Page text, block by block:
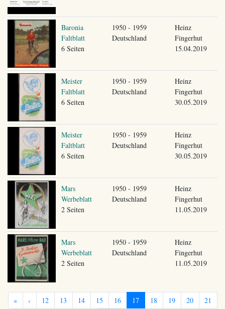
Baronia
Faltblatt
6 Seiten
1950 - 1959
Deutschland
Heinz
Fingerhut
15.04.2019
Meister
Faltblatt
6 Seiten
1950 - 1959
Deutschland
Heinz
Fingerhut
30.05.2019
Meister
Faltblatt
6 Seiten
1950 - 1959
Deutschland
Heinz
Fingerhut
30.05.2019
Mars
Werbeblatt
2 Seiten
1950 - 1959
Deutschland
Heinz
Fingerhut
11.05.2019
Mars
Werbeblatt
2 Seiten
1950 - 1959
Deutschland
Heinz
Fingerhut
11.05.2019
« ‹ 12 13 14 15 16 17 18 19 20 21